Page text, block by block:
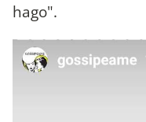
hago".